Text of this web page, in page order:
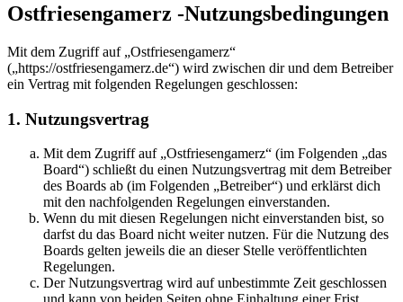
Ostfriesengamerz -Nutzungsbedingungen
Mit dem Zugriff auf „Ostfriesengamerz“
(„https://ostfriesengamerz.de“) wird zwischen dir und dem Betreiber
ein Vertrag mit folgenden Regelungen geschlossen:
1. Nutzungsvertrag
Mit dem Zugriff auf „Ostfriesengamerz“ (im Folgenden „das
Board“) schließt du einen Nutzungsvertrag mit dem Betreiber
des Boards ab (im Folgenden „Betreiber“) und erklärst dich
mit den nachfolgenden Regelungen einverstanden.
Wenn du mit diesen Regelungen nicht einverstanden bist, so
darfst du das Board nicht weiter nutzen. Für die Nutzung des
Boards gelten jeweils die an dieser Stelle veröffentlichten
Regelungen.
Der Nutzungsvertrag wird auf unbestimmte Zeit geschlossen